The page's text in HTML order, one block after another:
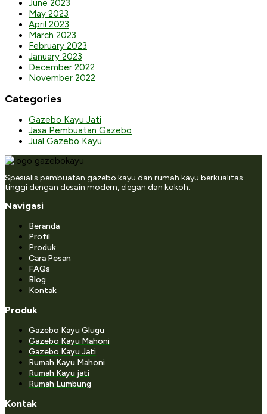
June 2023
May 2023
April 2023
March 2023
February 2023
January 2023
December 2022
November 2022
Categories
Gazebo Kayu Jati
Jasa Pembuatan Gazebo
Jual Gazebo Kayu
Spesialis pembuatan gazebo kayu dan rumah kayu berkualitas
tinggi dengan desain modern, elegan dan kokoh.
Navigasi
Beranda
Profil
Produk
Cara Pesan
FAQs
Blog
Kontak
Produk
Gazebo Kayu Glugu
Gazebo Kayu Mahoni
Gazebo Kayu Jati
Rumah Kayu Mahoni
Rumah Kayu jati
Rumah Lumbung
Kontak